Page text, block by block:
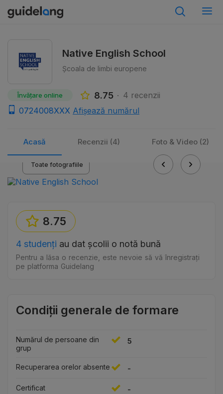
Native English School
Școala de limbi europene
Învățare online 8.75
4 recenzii
0724008XXX Afișează numărul
Acasă Recenzii (4) Foto & Video (2)
Previous
Next
Toate fotografiile
8.75
4 studenți au dat școlii o notă bună
Pentru a lăsa o recenzie, este nevoie să vă înregistrați
pe platforma Guidelang
Condiții generale de formare
Numărul de persoane din
grup
5
Recuperarea orelor absente -
Certificat -